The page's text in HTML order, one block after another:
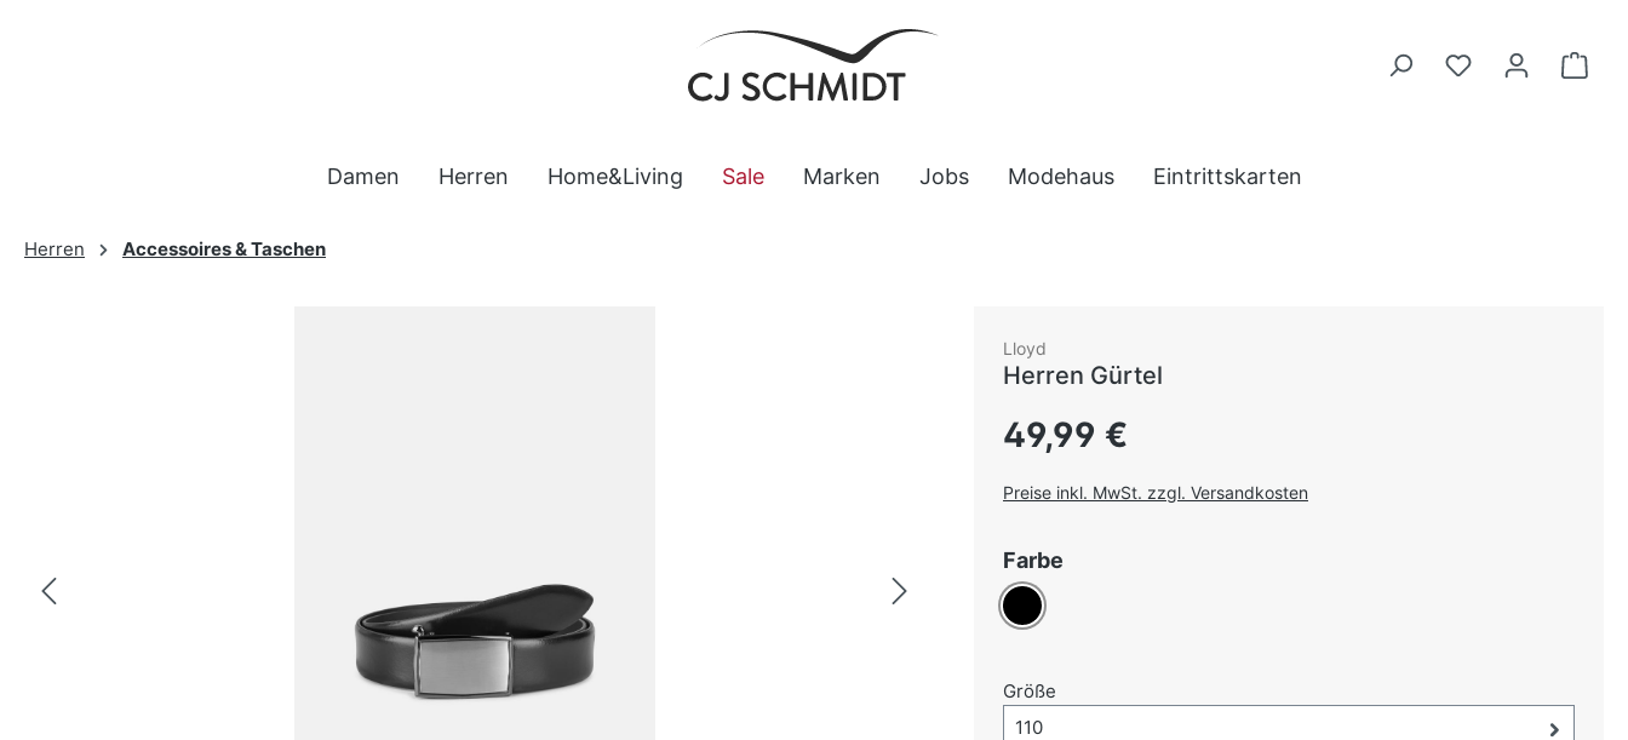
Damen Herren Home&Living Sale Marken Jobs Modehaus Eintrittskarten
Herren Accessoires & Taschen
Lloyd
Herren Gürtel
Regulärer Preis:
49,99 €
Preise inkl. MwSt. zzgl. Versandkosten
Farbe
Schwarz
Größe
Größe-Auswahl öffnen, aktuell ausgewählt:
110